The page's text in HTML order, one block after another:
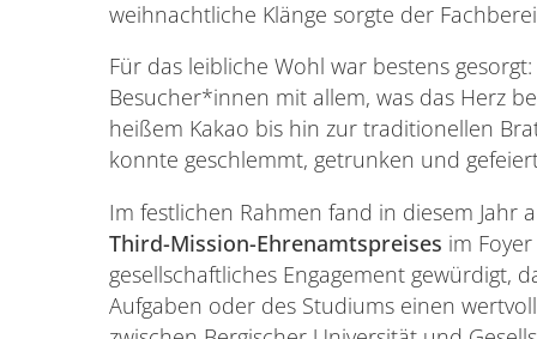
weihnachtliche Klänge sorgte der
Für das leibliche Wohl war bestens
Besucher*innen mit allem, was das Herz
heißem Kakao bis hin zur traditionellen
konnte geschlemmt, getrunken und
Im festlichen Rahmen fand in diesem Jahr
Third-Mission-Ehrenamtspreises im
gesellschaftliches Engagement gewürdigt,
Aufgaben oder des Studiums einen